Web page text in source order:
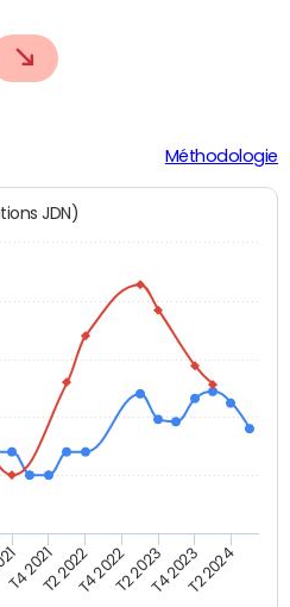
Méthodologie
JDN)
T4 2021T2 2022T4 2022T2 2023T4 2023T2 2024